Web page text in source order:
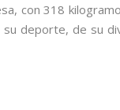
con 318
deporte, de su